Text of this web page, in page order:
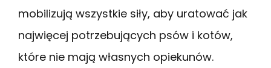
mobilizują wszystkie siły, aby uratować jak
najwięcej potrzebujących psów i kotów,
które nie mają własnych opiekunów.